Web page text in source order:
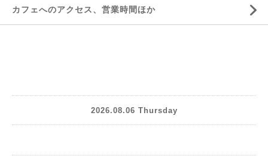
カフェへのアクセス、営業時間ほか
2026.08.06 Thursday